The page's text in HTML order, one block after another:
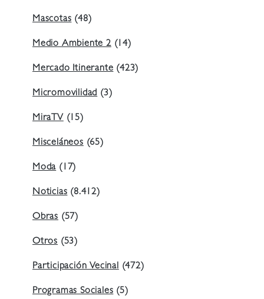
Mascotas (48)
Medio Ambiente 2(14)
Mercado Itinerante (423)
Micromovilidad (3)
MiraTV (15)
Misceláneos (65)
Moda (17)
Noticias (8.412)
Obras (57)
Otros (53)
Participación Vecinal (472)
Programas Sociales (5)